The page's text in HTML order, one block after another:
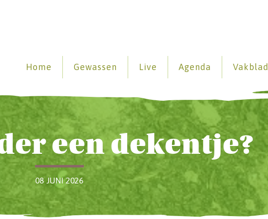
Home Gewassen Live Agenda Vakblad
een dekentje?
08 JUNI 2026